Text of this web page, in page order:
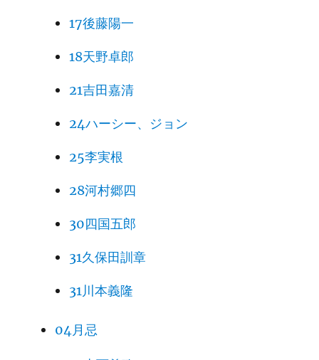
17後藤陽一
18天野卓郎
21吉田嘉清
24ハーシー、ジョン
25李実根
28河村郷四
30四国五郎
31久保田訓章
31川本義隆
04月忌